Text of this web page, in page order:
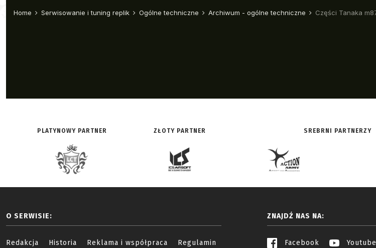
PLATYNOWY PARTNER ZŁOTY PARTNER SREBRNI PARTNERZY
O SERWISIE:
Redakcja Historia Reklama i współpraca Regulamin
ZNAJDŹ NAS NA:
Facebook Youtube